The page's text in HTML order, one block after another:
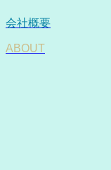
会社概要
ABOUT